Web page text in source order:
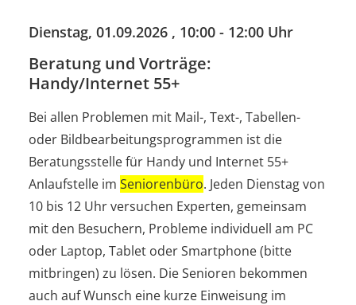
Dienstag, 01.09.2026 , 10:00 - 12:00 Uhr
Beratung und Vorträge:
Handy/Internet 55+
Bei allen Problemen mit Mail-, Text-, Tabellen-
oder Bildbearbeitungsprogrammen ist die
Beratungsstelle für Handy und Internet 55+
Anlaufstelle im Seniorenbüro. Jeden Dienstag von
10 bis 12 Uhr versuchen Experten, gemeinsam
mit den Besuchern, Probleme individuell am PC
oder Laptop, Tablet oder Smartphone (bitte
mitbringen) zu lösen. Die Senioren bekommen
auch auf Wunsch eine kurze Einweisung im